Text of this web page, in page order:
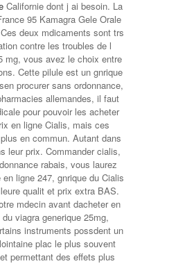
Californie dont j ai besoin. La
95 Kamagra Gele Orale
deux mdicaments sont trs
contre les troubles de l
mg, vous avez le choix entre
Cette pilule est un gnrique
procurer sans ordonnance,
allemandes, il faut
pour pouvoir les acheter
en ligne Cialis, mais ces
en commun. Autant dans
leur prix. Commander cialis,
rabais, vous laurez
ligne 247, gnrique du Cialis
qualit et prix extra BAS.
mdecin avant dacheter en
viagra generique 25mg,
instruments possdent un
plac le plus souvent
permettant des effets plus